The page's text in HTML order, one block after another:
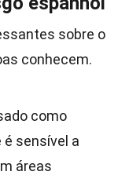
sobre o
conhecem.
como
é sensível a
áreas